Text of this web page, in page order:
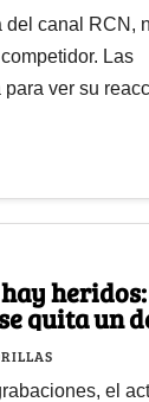
del canal RCN,
Las
ver su
quita un
el